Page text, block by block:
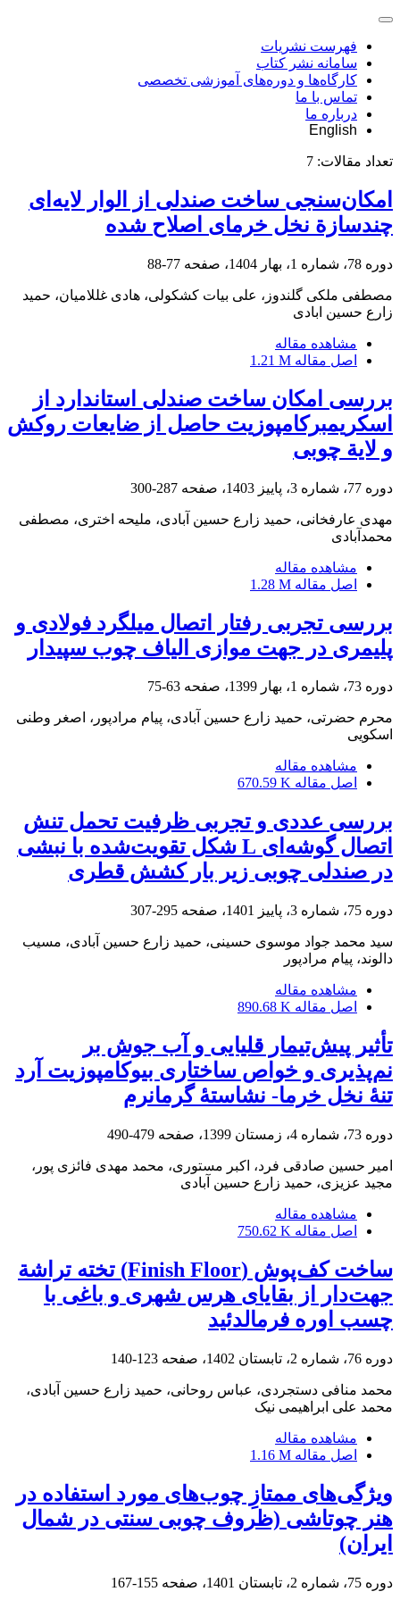
فهرست نشریات
سامانه نشر کتاب
کارگاه‌ها و دوره‌های آموزشی تخصصی
تماس با ما
درباره ما
English
تعداد مقالات: 7
امکان‌سنجی ساخت صندلی از الوار لایه‌ای
چند‌سازة نخل خرمای اصلاح شده
دوره 78، شماره 1، بهار 1404، صفحه 77-88
مصطفی ملکی گلندوز، علی بیات کشکولی، هادی غللامیان، حمید
زارع حسین ابادی
مشاهده مقاله
اصل مقاله 1.21 M
بررسی امکان ساخت صندلی استاندارد از
اسکریمبرکامپوزیت حاصل از ضایعات روکش
و لایة چوبی
دوره 77، شماره 3، پاییز 1403، صفحه 287-300
مهدی عارفخانی، حمید زارع حسین آبادی، ملیحه اختری، مصطفی
محمدآبادی
مشاهده مقاله
اصل مقاله 1.28 M
بررسی تجربی رفتار اتصال میلگرد فولادی و
پلیمری در جهت موازی الیاف چوب سپیدار
دوره 73، شماره 1، بهار 1399، صفحه 63-75
محرم حضرتی، حمید زارع حسین آبادی، پیام مرادپور، اصغر وطنی
اسکویی
مشاهده مقاله
اصل مقاله 670.59 K
بررسی عددی و تجربی ظرفیت تحمل تنش
اتصال گوشه‌ای L شکل تقویت‌شده با نبشی
در صندلی چوبی زیر بار کشش قطری
دوره 75، شماره 3، پاییز 1401، صفحه 295-307
سید محمد جواد موسوی حسینی، حمید زارع حسین آبادی، مسیب
دالوند، پیام مرادپور
مشاهده مقاله
اصل مقاله 890.68 K
تأثیر پیش‌تیمار قلیایی و آب جوش بر
نم‌پذیری و خواص ساختاری بیوکامپوزیت آرد
تنۀ نخل خرما- نشاستۀ گرمانرم
دوره 73، شماره 4، زمستان 1399، صفحه 479-490
امیر حسین صادقی فرد، اکبر مستوری، محمد مهدی فائزی پور،
مجید عزیزی، حمید زارع حسین آبادی
مشاهده مقاله
اصل مقاله 750.62 K
ساخت کف‌پوش (Finish Floor) تخته تراشة
جهت‌دار از بقایای هرس شهری و باغی با
چسب اوره فرمالدئید
دوره 76، شماره 2، تابستان 1402، صفحه 123-140
محمد منافی دستجردی، عباس روحانی، حمید زارع حسین آبادی،
محمد علی ابراهیمی نیک
مشاهده مقاله
اصل مقاله 1.16 M
ویژگی‌های ممتازِ چوب‌های مورد استفاده در
هنر چوتاشی (ظروف چوبی سنتی در شمال
ایران)
دوره 75، شماره 2، تابستان 1401، صفحه 155-167